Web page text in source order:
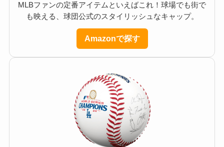
MLBファンの定番アイテムといえばこれ！球場でも街で
も映える、球団公式のスタイリッシュなキャップ。
Amazonで探す